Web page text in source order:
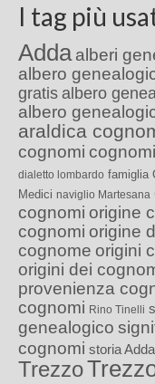
I tag più
Adda alberi
albero
gratis albero
albero
araldica
cognomi
dialetto lombardo famiglia
Medici naviglio Martesana
cognomi origine
cognomi origine
cognome origini
origini dei
provenienza
cognomi Rino Tinelli
genealogico
cognomi storia Adda
Trezzo